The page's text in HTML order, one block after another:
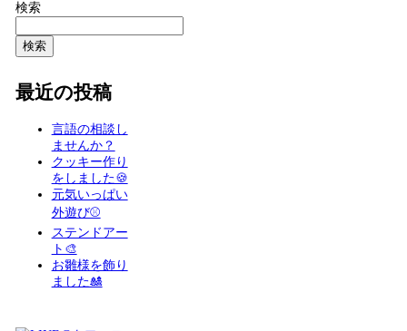
検索
検索
最近の投稿
言語の相談し
ませんか？
クッキー作り
をしました🍪
元気いっぱい
外遊び⚾️
ステンドアー
ト🎨
お雛様を飾り
ました🎎